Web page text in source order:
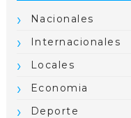
Nacionales
Internacionales
Locales
Economia
Deporte